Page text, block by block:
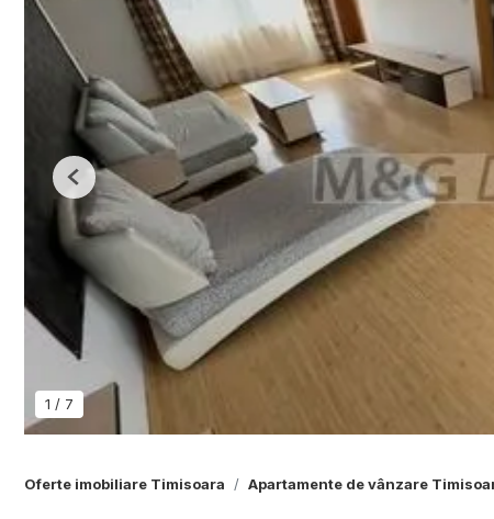
1 / 7
Previous
Oferte imobiliare Timisoara Apartamente de vânzare